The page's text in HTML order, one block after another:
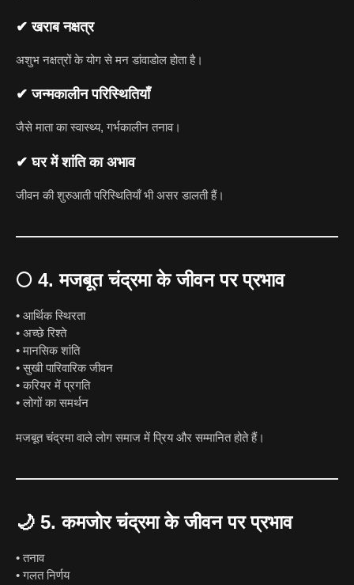
✔ खराब नक्षत्र
अशुभ नक्षत्रों के योग से मन डांवाडोल होता है।
✔ जन्मकालीन परिस्थितियाँ
जैसे माता का स्वास्थ्य, गर्भकालीन तनाव।
✔ घर में शांति का अभाव
जीवन की शुरुआती परिस्थितियाँ भी असर डालती हैं।
🌕 4. मजबूत चंद्रमा के जीवन पर प्रभाव
• आर्थिक स्थिरता
• अच्छे रिश्ते
• मानसिक शांति
• सुखी पारिवारिक जीवन
• करियर में प्रगति
• लोगों का समर्थन
मजबूत चंद्रमा वाले लोग समाज में प्रिय और सम्मानित होते हैं।
🌙 5. कमजोर चंद्रमा के जीवन पर प्रभाव
• तनाव
• गलत निर्णय